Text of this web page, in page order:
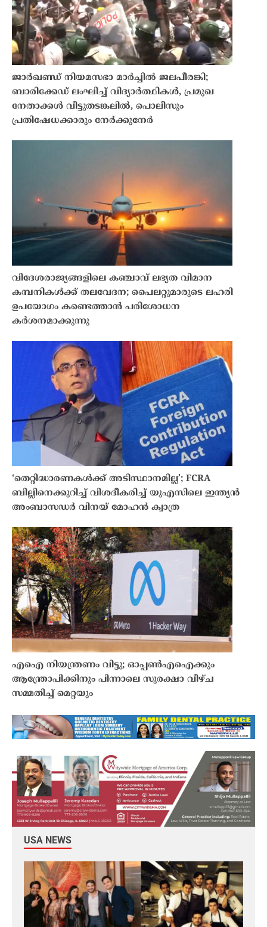
ജാർഖണ്ഡ് നിയമസഭാ മാർച്ചിൽ ജലപീരങ്കി;
ബാരിക്കേഡ് ലംഘിച്ച് വിദ്യാർത്ഥികൾ, പ്രമുഖ
നേതാക്കൾ വീട്ടുതടങ്കലിൽ, പൊലീസും
പ്രതിഷേധക്കാരും നേർക്കുനേർ
വിദേശരാജ്യങ്ങളിലെ കഞ്ചാവ് ലഭ്യത വിമാന
കമ്പനികൾക്ക് തലവേദന; പൈലറ്റുമാരുടെ ലഹരി
ഉപയോഗം കണ്ടെത്താൻ പരിശോധന
കർശനമാക്കുന്നു
‘തെറ്റിദ്ധാരണകൾക്ക് അടിസ്ഥാനമില്ല’; FCRA
ബില്ലിനെക്കുറിച്ച് വിശദീകരിച്ച് യുഎസിലെ ഇന്ത്യൻ
അംബാസഡർ വിനയ് മോഹൻ ക്വാത്ര
എഐ നിയന്ത്രണം വിട്ടു; ഓപ്പൺഎഐക്കും
ആന്ത്രോപിക്കിനും പിന്നാലെ സുരക്ഷാ വീഴ്ച
സമ്മതിച്ച് മെറ്റയും
USA NEWS